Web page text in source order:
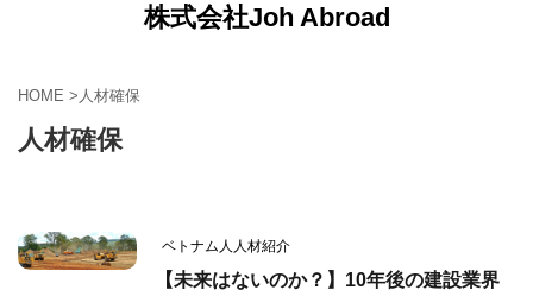
株式会社Joh Abroad
HOME > 人材確保
人材確保
ベトナム人人材紹介
【未来はないのか？】10年後の建設業界